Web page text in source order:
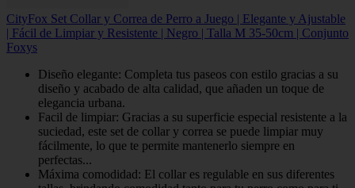
CityFox Set Collar y Correa de Perro a Juego | Elegante y Ajustable
| Fácil de Limpiar y Resistente | Negro | Talla M 35-50cm | Conjunto
Foxys
Diseño elegante: Completa tus paseos con estilo gracias a su
diseño y acabado de alta calidad, que añaden un toque de
elegancia urbana.
Facil de limpiar: Gracias a su superficie especial resistente a la
suciedad, este set de collar y correa se puede limpiar muy
fácilmente, lo que te permite mantenerlo siempre en
perfectas...
Máxima comodidad: El collar es regulable en sus diferentes